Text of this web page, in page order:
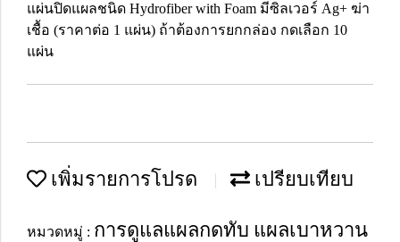
แผ่นปิดแผลชนิด Hydrofiber with Foam มีซิลเวอร์ Ag+ ฆ่า
เชื้อ (ราคาต่อ 1 แผ่น) ถ้าต้องการยกกล่อง กดเลือก 10
แผ่น
เพิ่มรายการโปรด เปรียบเทียบ
หมวดหมู่ : การดูแลแผลกดทับ แผลเบาหวาน